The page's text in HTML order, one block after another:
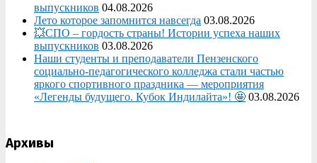
выпускников 04.08.2026
Лето которое запомнится навсегда 03.08.2026
💥СПО – гордость страны! Истории успеха наших
выпускников 03.08.2026
Наши студенты и преподаватели Пензенского
социально‑педагогического колледжа стали частью
яркого спортивного праздника — мероприятия
«Легенды будущего. Кубок Индилайта»! 🤩 03.08.2026
Архивы